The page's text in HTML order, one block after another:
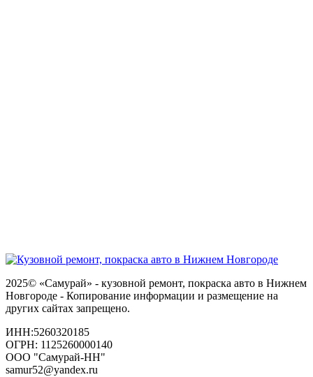
2025© «Самурай» - кузовной ремонт, покраска авто в Нижнем
Новгороде - Копирование информации и размещение на
других сайтах запрещено.
ИНН:5260320185
ОГРН: 1125260000140
ООО "Самурай-НН"
samur52@yandex.ru